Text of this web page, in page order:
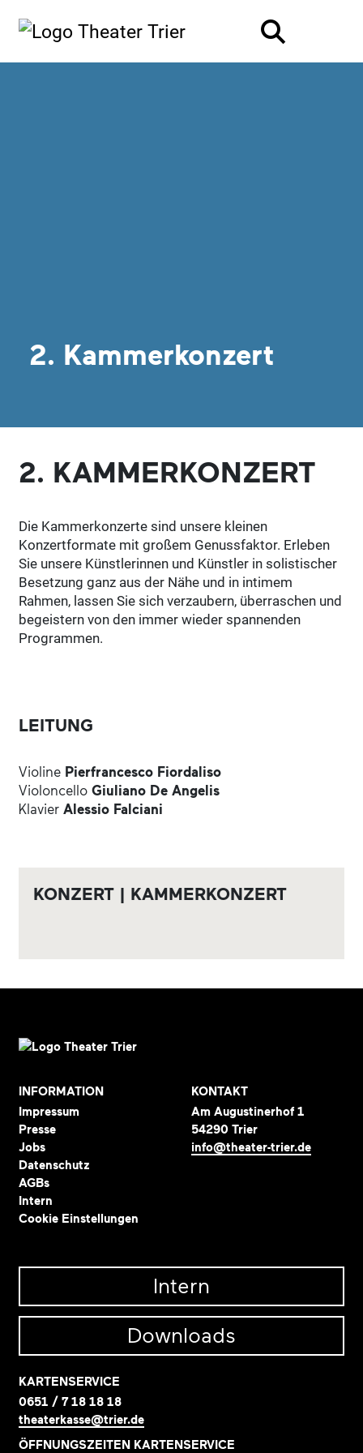
2. Kammerkonzert
2. KAMMERKONZERT
Die Kammerkonzerte sind unsere kleinen
Konzertformate mit großem Genussfaktor. Erleben
Sie unsere Künstlerinnen und Künstler in solistischer
Besetzung ganz aus der Nähe und in intimem
Rahmen, lassen Sie sich verzaubern, überraschen und
begeistern von den immer wieder spannenden
Programmen.
LEITUNG
Violine Pierfrancesco Fiordaliso
Violoncello Giuliano De Angelis
Klavier Alessio Falciani
KONZERT | KAMMERKONZERT
INFORMATION
Impressum
Presse
Jobs
Datenschutz
AGBs
Intern
Cookie Einstellungen
KONTAKT
Am Augustinerhof 1
54290 Trier
info@theater-trier.de
Intern
Downloads
KARTENSERVICE
0651 / 7 18 18 18
theaterkasse@trier.de
ÖFFNUNGSZEITEN KARTENSERVICE